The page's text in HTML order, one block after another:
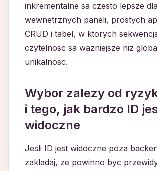
inkrementalne sa czesto lepsze
wewnetrznych paneli, prostych
CRUD i tabel, w ktorych
czytelnosc sa wazniejsze niz
unikalnosc.
Wybor zalezy od
i tego, jak bardzo ID
widoczne
Jesli ID jest widoczne poza
zakladaj, ze powinno byc